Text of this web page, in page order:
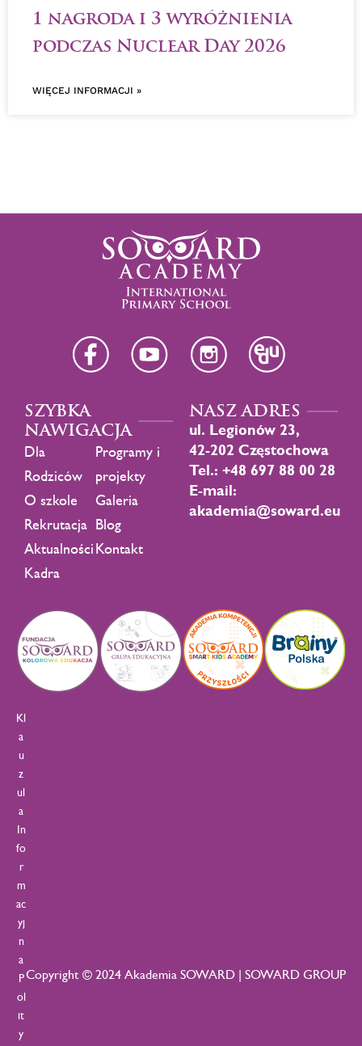
1 nagroda i 3 wyróżnienia
podczas Nuclear Day 2026
WIĘCEJ INFORMACJI »
SZYBKA
NAWIGACJA
Dla
Rodziców
O szkole
Rekrutacja
Aktualności
Kadra
Programy i
projekty
Galeria
Blog
Kontakt
NASZ ADRES
ul. Legionów 23,
42-202 Częstochowa
Tel.: +48 697 88 00 28
E-mail:
akademia@soward.eu
Copyright © 2024 Akademia SOWARD | SOWARD GROUP
Kl
a
u
z
ul
a
In
fo
r
m
ac
yj
n
a
P
ol
it
y